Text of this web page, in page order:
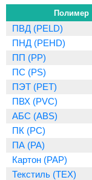
Полимер
ПВД (PELD)
ПНД (PEHD)
ПП (PP)
ПС (PS)
ПЭТ (PET)
ПВХ (PVC)
АБС (ABS)
ПК (PC)
ПА (PA)
Картон (PAP)
Текстиль (TEX)